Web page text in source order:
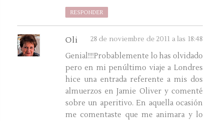
RESPONDER
Oli 28 de noviembre de 2011 a las 18:48
Genial!!!!Probablemente lo has olvidado
pero en mi penúltimo viaje a Londres
hice una entrada referente a mis dos
almuerzos en Jamie Oliver y comenté
sobre un aperitivo. En aquella ocasión
me comentaste que me animara y lo